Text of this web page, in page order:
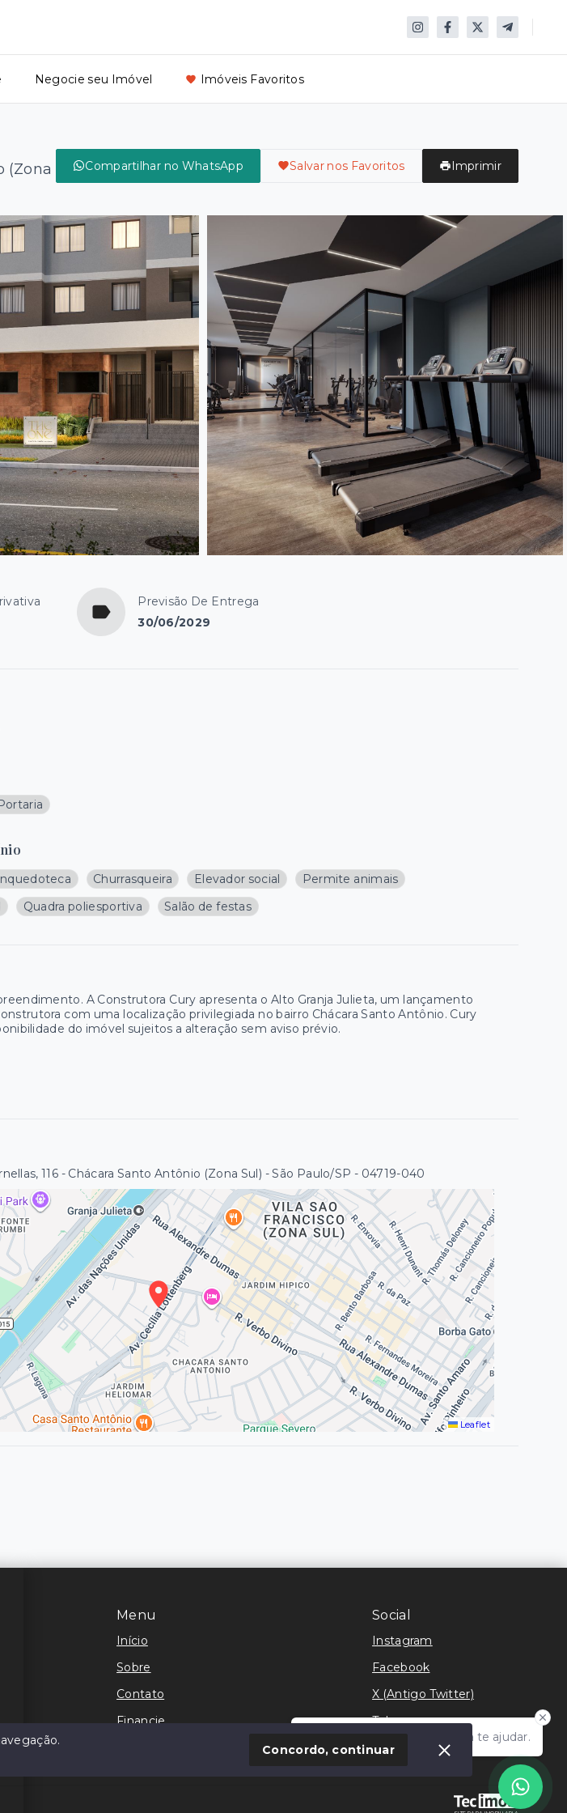
Negocie seu Imóvel Imóveis Favoritos
(Zona
Compartilhar no WhatsApp Salvar nos Favoritos Imprimir
Previsão De Entrega
30/06/2029
Churrasqueira Elevador social
Permite animais
Quadra poliesportiva Salão de festas
A Construtora Cury apresenta o Alto Granja Julieta, um lançamento
com uma localização privilegiada no bairro Chácara Santo Antônio. Cury
do imóvel sujeitos a alteração sem aviso prévio.
116 - Chácara Santo Antônio (Zona Sul) - São Paulo/SP - 04719-040
Leaflet
Olá! Estamos disponíveis para te ajudar.
Menu
Início
Sobre
Contato
Financie
Social
Instagram
Facebook
X (Antigo Twitter)
Telegram
Concordo, continuar